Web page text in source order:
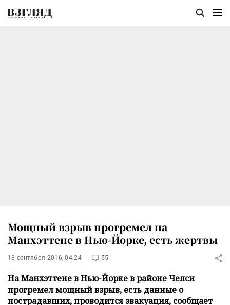
Мощный взрыв прогремел на
Манхэттене в Нью-Йорке, есть жертвы
18 сентября 2016, 04:24 55
На Манхэттене в Нью-Йорке в районе Челси
прогремел мощный взрыв, есть данные о
пострадавших, проводится эвакуация, сообщает